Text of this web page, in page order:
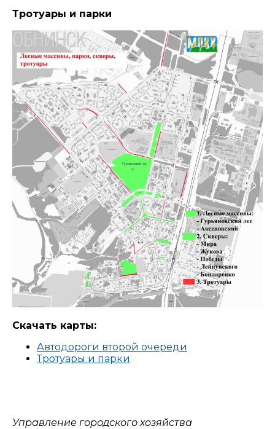
Тротуары и парки
Скачать карты:
Автодороги второй очереди
Тротуары и парки
Управление городского хозяйства